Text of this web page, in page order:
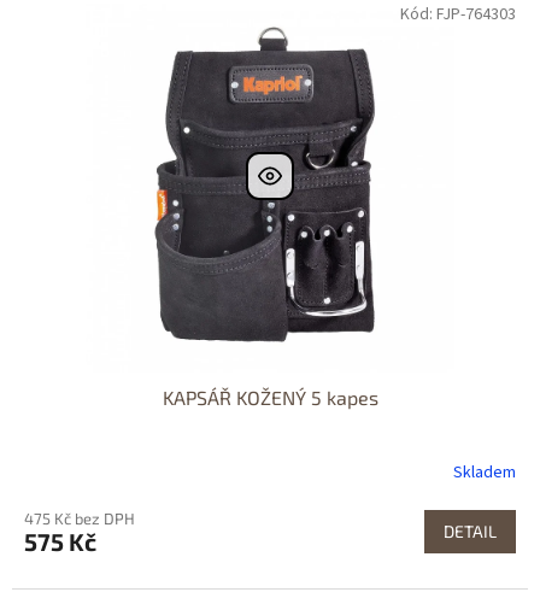
KAPSÁŘ KOŽENÝ 5 kapes
Skladem
475 Kč bez DPH
575 Kč DETAIL
Kód: FJP-764303